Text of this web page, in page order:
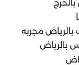
مجربه
بالرياض